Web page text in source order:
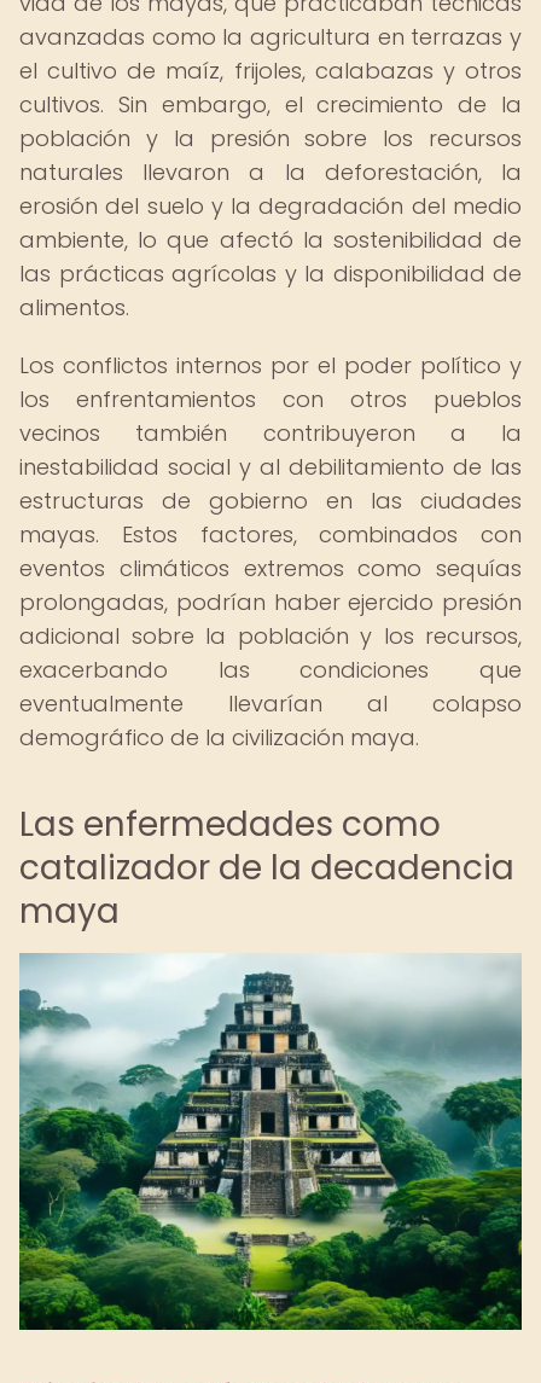
avanzadas como la agricultura en terrazas y
el cultivo de maíz, frijoles, calabazas y otros
cultivos. Sin embargo, el crecimiento de la
población y la presión sobre los recursos
naturales llevaron a la deforestación, la
erosión del suelo y la degradación del medio
ambiente, lo que afectó la sostenibilidad de
las prácticas agrícolas y la disponibilidad de
alimentos.
Los conflictos internos por el poder político y
los enfrentamientos con otros pueblos
vecinos también contribuyeron a la
inestabilidad social y al debilitamiento de las
estructuras de gobierno en las ciudades
mayas. Estos factores, combinados con
eventos climáticos extremos como sequías
prolongadas, podrían haber ejercido presión
adicional sobre la población y los recursos,
exacerbando las condiciones que
eventualmente llevarían al colapso
demográfico de la civilización maya.
Las enfermedades como
catalizador de la decadencia
maya